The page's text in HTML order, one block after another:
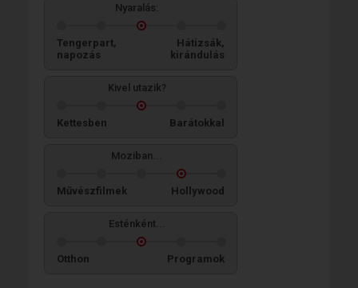
Nyaralás:
Tengerpart,
napozás
Hátizsák,
kirándulás
Kivel utazik?
Kettesben Barátokkal
Moziban...
Művészfilmek Hollywood
Esténként...
Otthon Programok